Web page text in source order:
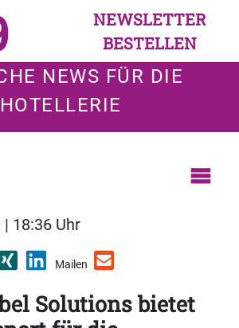
NEWSLETTER
BESTELLEN
NEWS FÜR DIE
HOTELLERIE
18:36 Uhr
Mailen
Solutions bietet